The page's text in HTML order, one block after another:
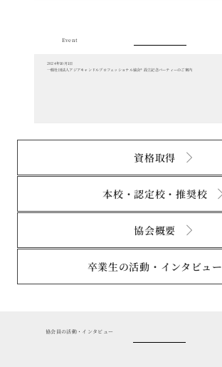
Event
2024年10月1日
一般社団法人アジアキャンドルプロフェッショナル協会®︎ 設立記念パーティーのご案内
資格取得
本校・認定校・推奨校
協会概要
卒業生の活動・インタビュー
協会員の活動・インタビュー